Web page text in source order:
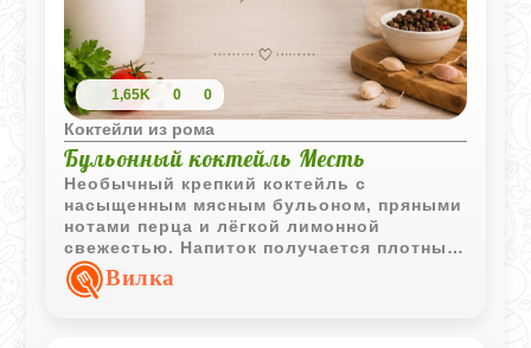
1,65K 0 0
Коктейли из рома
Бульонный коктейль Месть
Необычный крепкий коктейль с
насыщенным мясным бульоном, пряными
нотами перца и лёгкой лимонной
свежестью. Напиток получается плотным,
согревающим и довольно нестандартным
по вкусу.
Вилка